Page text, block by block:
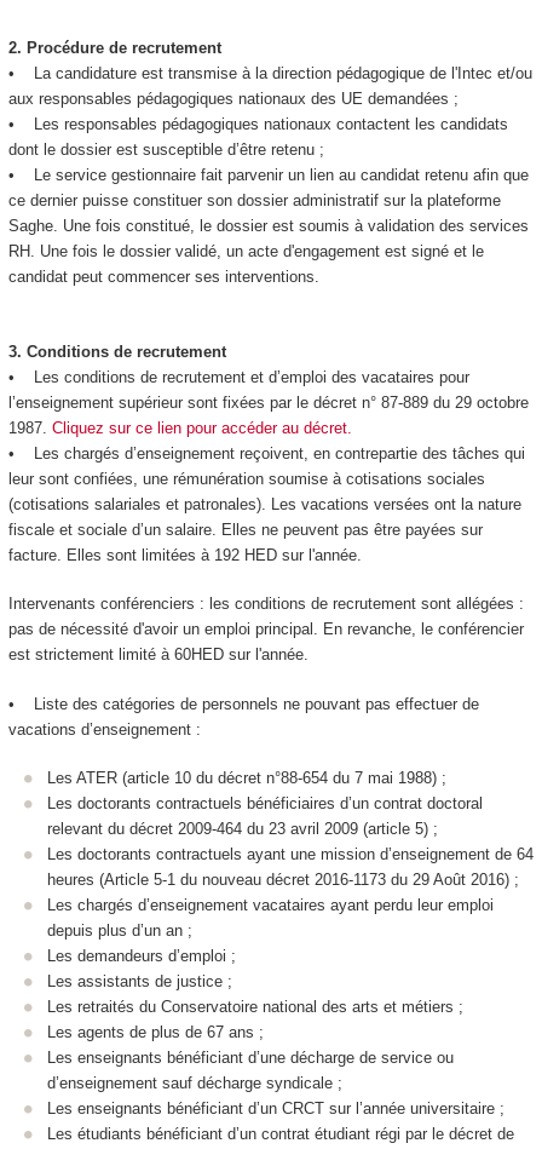
2. Procédure de recrutement
• La candidature est transmise à la direction pédagogique de l'Intec et/ou
aux responsables pédagogiques nationaux des UE demandées ;
• Les responsables pédagogiques nationaux contactent les candidats
dont le dossier est susceptible d’être retenu ;
• Le service gestionnaire fait parvenir un lien au candidat retenu afin que
ce dernier puisse constituer son dossier administratif sur la plateforme
Saghe. Une fois constitué, le dossier est soumis à validation des services
RH. Une fois le dossier validé, un acte d'engagement est signé et le
candidat peut commencer ses interventions.
3. Conditions de recrutement
• Les conditions de recrutement et d’emploi des vacataires pour
l’enseignement supérieur sont fixées par le décret n° 87-889 du 29 octobre
1987. Cliquez sur ce lien pour accéder au décret.
• Les chargés d’enseignement reçoivent, en contrepartie des tâches qui
leur sont confiées, une rémunération soumise à cotisations sociales
(cotisations salariales et patronales). Les vacations versées ont la nature
fiscale et sociale d’un salaire. Elles ne peuvent pas être payées sur
facture. Elles sont limitées à 192 HED sur l'année.
Intervenants conférenciers : les conditions de recrutement sont allégées :
pas de nécessité d'avoir un emploi principal. En revanche, le conférencier
est strictement limité à 60HED sur l'année.
• Liste des catégories de personnels ne pouvant pas effectuer de
vacations d’enseignement :
Les ATER (article 10 du décret n°88-654 du 7 mai 1988) ;
Les doctorants contractuels bénéficiaires d’un contrat doctoral
relevant du décret 2009-464 du 23 avril 2009 (article 5) ;
Les doctorants contractuels ayant une mission d’enseignement de 64
heures (Article 5-1 du nouveau décret 2016-1173 du 29 Août 2016) ;
Les chargés d’enseignement vacataires ayant perdu leur emploi
depuis plus d’un an ;
Les demandeurs d’emploi ;
Les assistants de justice ;
Les retraités du Conservatoire national des arts et métiers ;
Les agents de plus de 67 ans ;
Les enseignants bénéficiant d’une décharge de service ou
d’enseignement sauf décharge syndicale ;
Les enseignants bénéficiant d’un CRCT sur l’année universitaire ;
Les étudiants bénéficiant d’un contrat étudiant régi par le décret de